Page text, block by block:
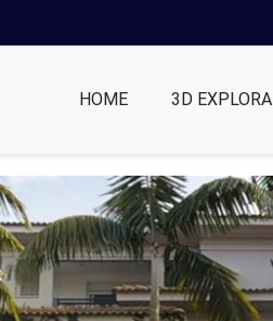
HOME 3D EXPLORA